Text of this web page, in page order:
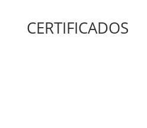
CERTIFICADOS